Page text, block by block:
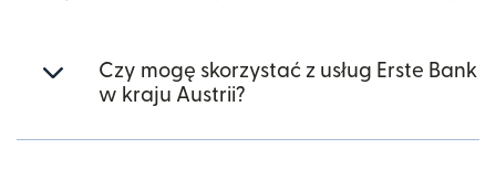
Czy mogę skorzystać z usług Erste Bank
w kraju Austrii?